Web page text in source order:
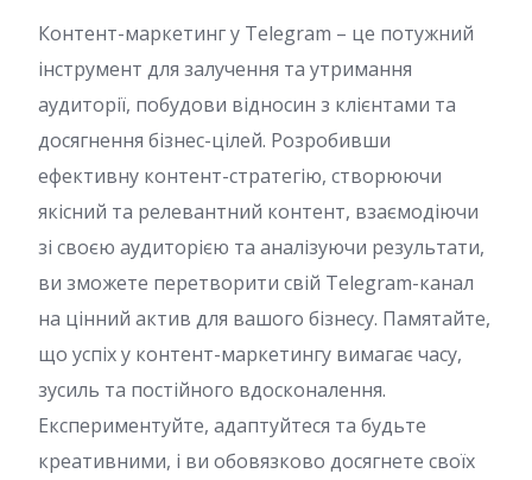
Контент-маркетинг у Telegram – це потужний
інструмент для залучення та утримання
аудиторії, побудови відносин з клієнтами та
досягнення бізнес-цілей. Розробивши
ефективну контент-стратегію, створюючи
якісний та релевантний контент, взаємодіючи
зі своєю аудиторією та аналізуючи результати,
ви зможете перетворити свій Telegram-канал
на цінний актив для вашого бізнесу. Памятайте,
що успіх у контент-маркетингу вимагає часу,
зусиль та постійного вдосконалення.
Експериментуйте, адаптуйтеся та будьте
креативними, і ви обовязково досягнете своїх